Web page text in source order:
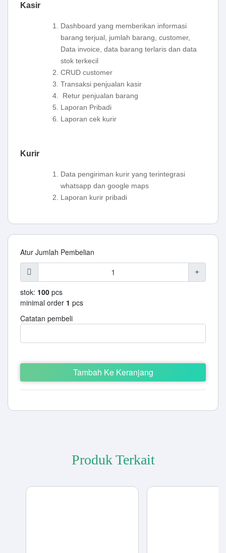
Kasir
Dashboard yang memberikan informasi
barang terjual, jumlah barang, customer,
Data invoice, data barang terlaris dan data
stok terkecil
CRUD customer
Transaksi penjualan kasir
Retur penjualan barang
Laporan Pribadi
Laporan cek kurir
Kurir
Data pengiriman kurir yang terintegrasi
whatsapp dan google maps
Laporan kurir pribadi
Atur Jumlah Pembelian
stok: 100 pcs
minimal order 1 pcs
Catatan pembeli
Tambah Ke Keranjang
Produk Terkait